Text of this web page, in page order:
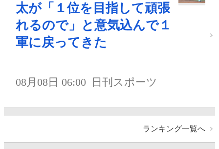
太が「１位を目指して頑張
れるので」と意気込んで１
軍に戻ってきた
08月08日 06:00 日刊スポーツ
ランキング一覧へ